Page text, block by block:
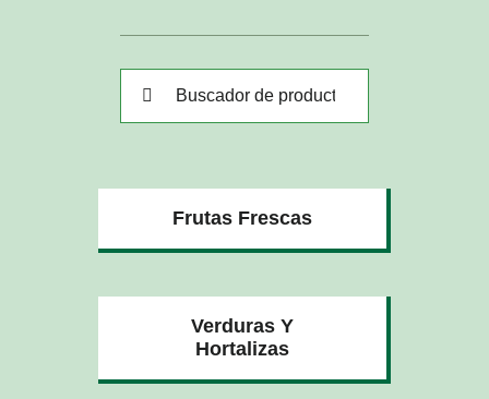
Buscar:
Frutas Frescas
Verduras Y
Hortalizas